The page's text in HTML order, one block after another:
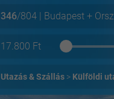
346/804 | Budapest +
17.800 Ft
Utazás & Szállás Külföldi